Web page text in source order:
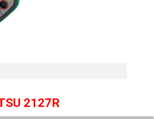
2127R